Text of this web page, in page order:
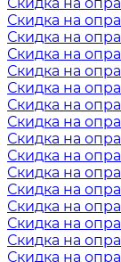
Скидка на
Скидка на
Скидка на
Скидка на
Скидка на
Скидка на
Скидка на
Скидка на
Скидка на
Скидка на
Скидка на
Скидка на
Скидка на
Скидка на
Скидка на